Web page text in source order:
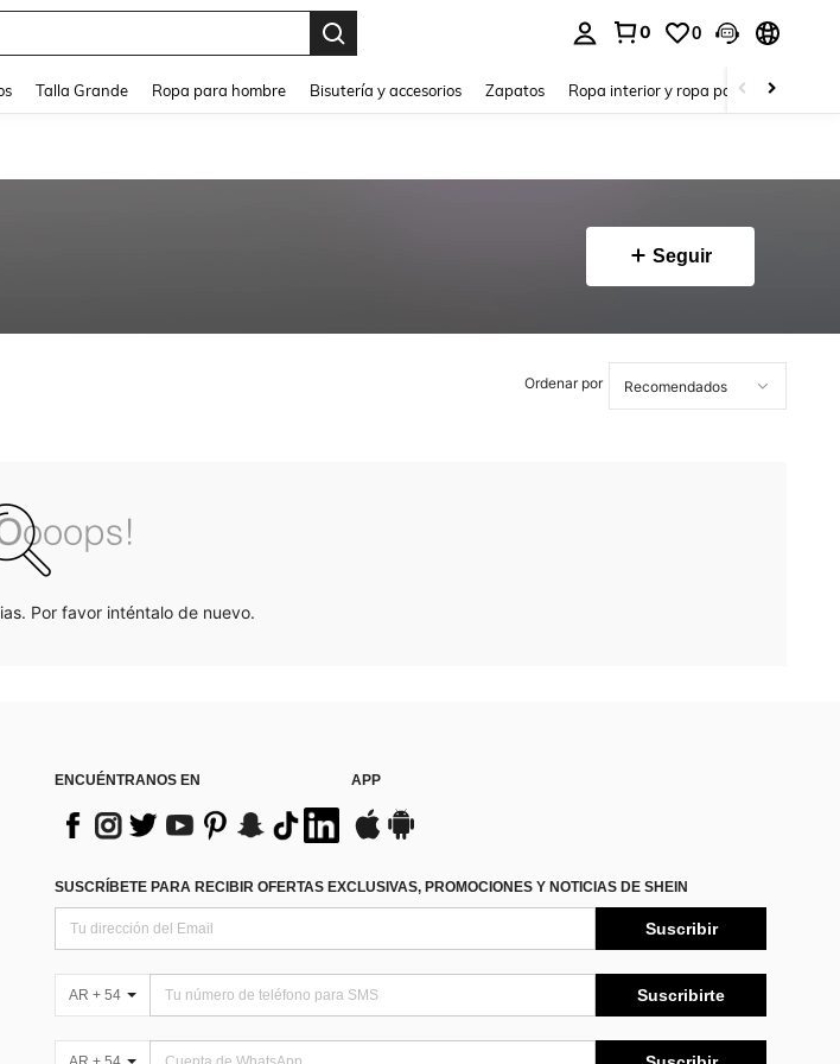
0 0
Talla Grande Ropa para hombre Bisutería y accesorios Zapatos Ropa interior y ropa para dormir
Seguir
Ordenar por
Por favor inténtalo de nuevo.
ENCUÉNTRANOS EN APP
SUSCRÍBETE PARA RECIBIR OFERTAS EXCLUSIVAS, PROMOCIONES Y NOTICIAS DE SHEIN
Suscribir
AR + 54 Suscribirte